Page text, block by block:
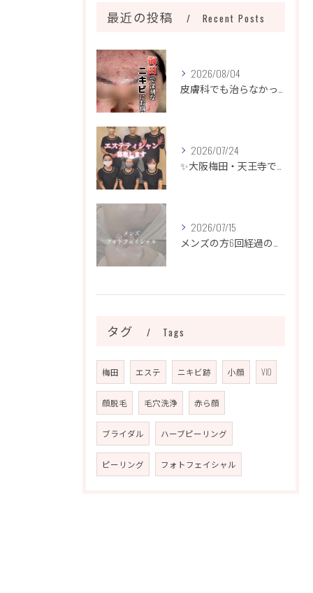
最近の投稿 Recent Posts
2026/08/04
皮膚科でも治らなかったニキビ、諦めるのはまだ早いです！
2026/07/24
✨大阪梅田・天王寺でエステティシャン募集✨
2026/07/15
メンズの方6回経過のお写真になります📷✨
タグ Tags
梅田 エステ ニキビ跡 小顔 VIO
顔脱毛 毛穴洗浄 赤ら顔
ブライダル ハーブピーリング
ピーリング フォトフェイシャル